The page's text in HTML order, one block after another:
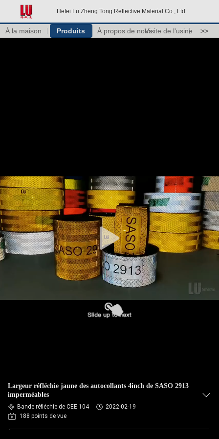
Hefei Lu Zheng Tong Reflective Material Co., Ltd.
À la maison Produits À propos de nousVisite de l'usine >>
Largeur réfléchie jaune des autocollants 4inch de SASO 2913
imperméables
Bande réfléchie de CEE 104
2022-02-19
188 points de vue